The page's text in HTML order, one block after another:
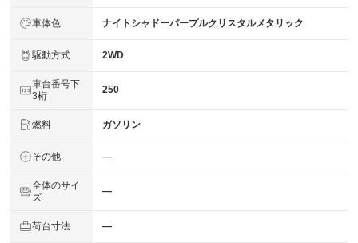
車体色 ナイトシャドーパープルクリスタルメタリック
駆動方式 2WD
車台番号下
3桁
250
燃料 ガソリン
その他 ―
全体のサイ
ズ
―
荷台寸法 ―